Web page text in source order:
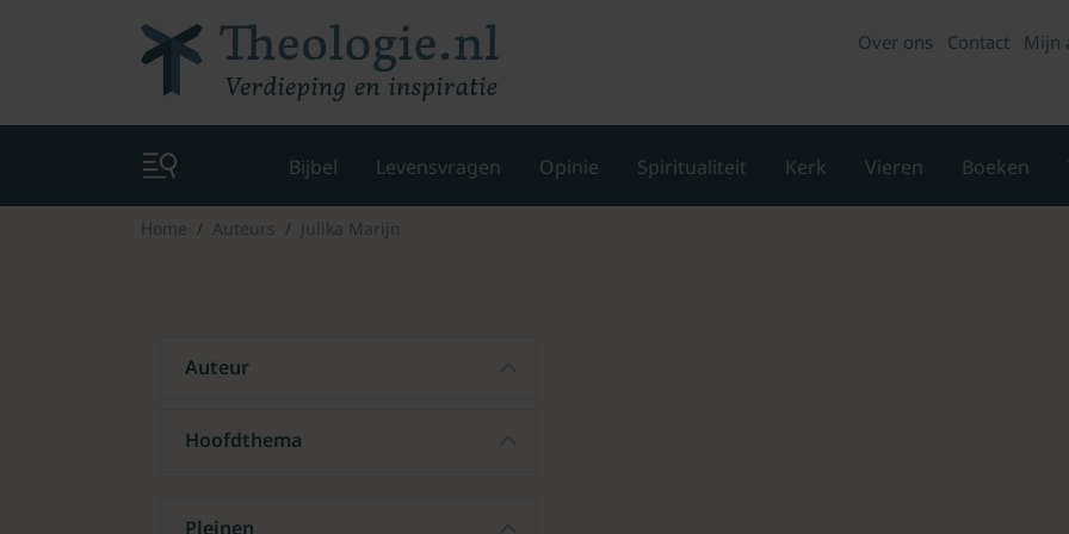
Over ons Contact Mijn
Bijbel Levensvragen Opinie Spiritualiteit Kerk Vieren Boeken
Home Auteurs Julika Marijn
Auteur
Hoofdthema
Pleinen